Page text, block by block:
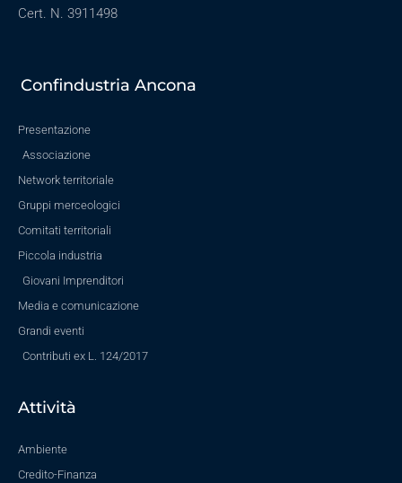
Cert. N. 3911498
Confindustria Ancona
Presentazione
Associazione
Network territoriale
Gruppi merceologici
Comitati territoriali
Piccola industria
Giovani Imprenditori
Media e comunicazione
Grandi eventi
Contributi ex L. 124/2017
Attività
Ambiente
Credito-Finanza